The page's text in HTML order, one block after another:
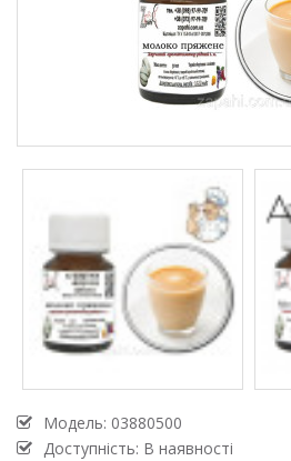
Модель: 03880500
Доступність: В наявності